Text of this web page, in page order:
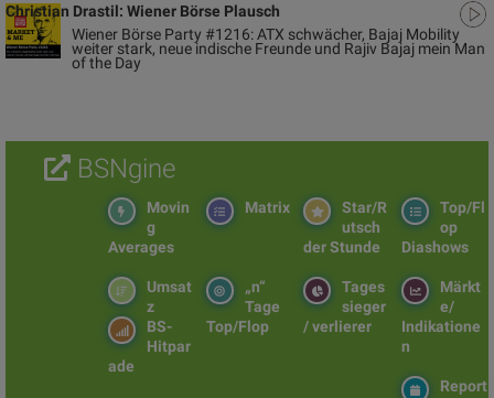
Christian Drastil: Wiener Börse Plausch
Wiener Börse Party #1216: ATX schwächer, Bajaj Mobility
weiter stark, neue indische Freunde und Rajiv Bajaj mein Man
of the Day
BSNgine
Top/Fl
op
Diashows
Star/R
utsch
der Stunde
Matrix
Movin
g
Averages
Märkt
e/
Indikatione
n
Tages
sieger
/ verlierer
„n“
Tage
Top/Flop
Umsat
z
BS-
Hitpar
ade
Report